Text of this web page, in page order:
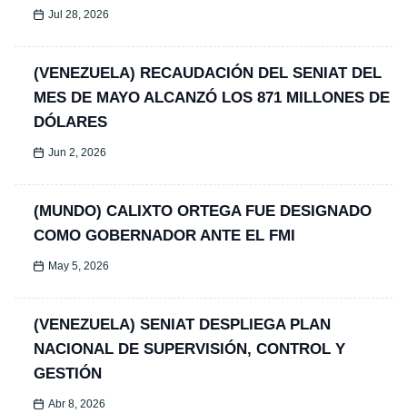
Jul 28, 2026
(VENEZUELA) RECAUDACIÓN DEL SENIAT DEL
MES DE MAYO ALCANZÓ LOS 871 MILLONES DE
DÓLARES
Jun 2, 2026
(MUNDO) CALIXTO ORTEGA FUE DESIGNADO
COMO GOBERNADOR ANTE EL FMI
May 5, 2026
(VENEZUELA) SENIAT DESPLIEGA PLAN
NACIONAL DE SUPERVISIÓN, CONTROL Y
GESTIÓN
Abr 8, 2026